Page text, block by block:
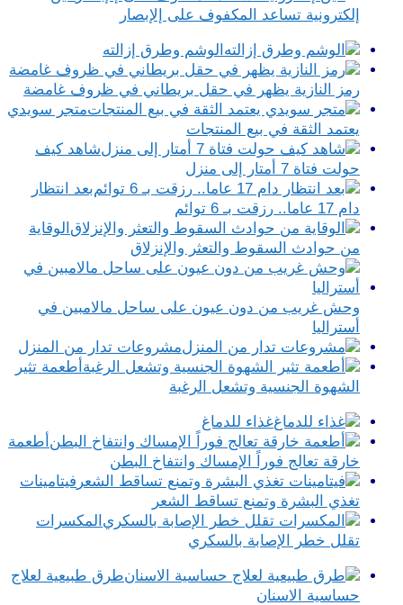
إلكترونية تساعد المكفوف على إلإبصار
الوشم وطرق إزالته
رمز النازية يظهر في حقل بريطاني في ظروف غامضة
متجر سويدي
يعتمد الثقة في بيع المنتجات
شاهد كيف
حولت فتاة 7 أمتار إلى منزل
بعد انتظار
دام 17 عاما.. رزقت بـ 6 توائم
الوقاية
من حوادث السقوط والتعثر والإنزلاق
وحش غريب من دون عيون على ساحل مالامبين في
أستراليا
مشروعات تدار من المنزل
أطعمة تثير
الشهوة الجنسية وتشعل الرغبة
غذاء للدماغ
أطعمة
خارقة تعالج فوراً الإمساك وانتفاخ البطن
فيتامينات
تغذي البشرة وتمنع تساقط الشعر
المكسرات
تقلل خطر الإصابة بالسكري
طرق طبيعية لعلاج
حساسية الاسنان